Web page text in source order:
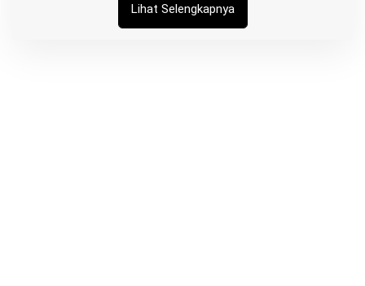
Lihat Selengkapnya